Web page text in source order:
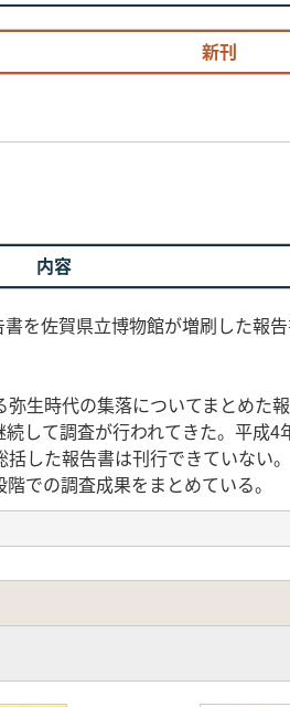
新刊
内容
を佐賀県立博物館が増刷した報
生時代の集落についてまとめた
して調査が行われてきた。平成
した報告書は刊行できていない
での調査成果をまとめている。